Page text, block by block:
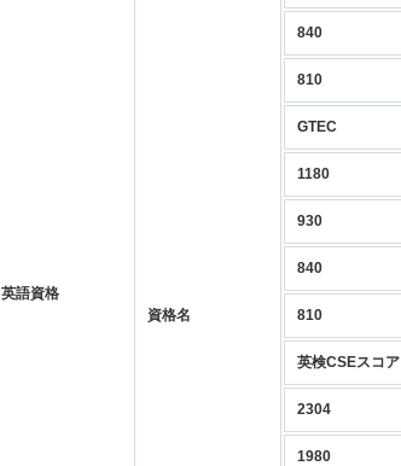
英語資格
資格名
840
810
GTEC
1180
930
840
810
英検CSEスコア
2304
1980